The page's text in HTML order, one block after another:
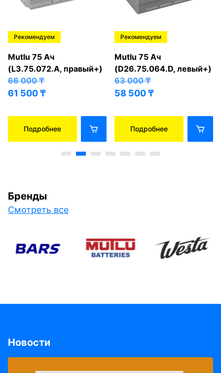
Рекомендуем
Mutlu 75 Ач
(L3.75.072.A, правый+)
66 000₸
61 500₸
Подробнее
Рекомендуем
Mutlu 75 Ач
(D26.75.064.D, левый+)
63 000₸
58 500₸
Подробнее
Бренды
Смотреть все
Новости